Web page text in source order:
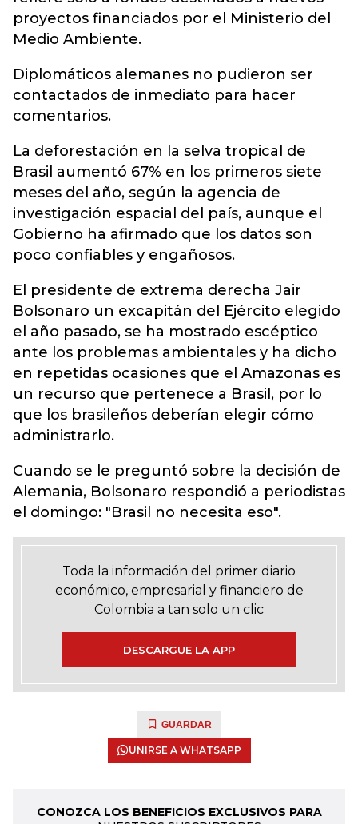
proyectos financiados por el Ministerio del
Medio Ambiente.
Diplomáticos alemanes no pudieron ser
contactados de inmediato para hacer
comentarios.
La deforestación en la selva tropical de
Brasil aumentó 67% en los primeros siete
meses del año, según la agencia de
investigación espacial del país, aunque el
Gobierno ha afirmado que los datos son
poco confiables y engañosos.
El presidente de extrema derecha Jair
Bolsonaro un excapitán del Ejército elegido
el año pasado, se ha mostrado escéptico
ante los problemas ambientales y ha dicho
en repetidas ocasiones que el Amazonas es
un recurso que pertenece a Brasil, por lo
que los brasileños deberían elegir cómo
administrarlo.
Cuando se le preguntó sobre la decisión de
Alemania, Bolsonaro respondió a periodistas
el domingo: "Brasil no necesita eso".
Toda la información del primer diario
económico, empresarial y financiero de
Colombia a tan solo un clic
DESCARGUE LA APP
GUARDAR
UNIRSE A WHATSAPP
CONOZCA LOS BENEFICIOS EXCLUSIVOS PARA